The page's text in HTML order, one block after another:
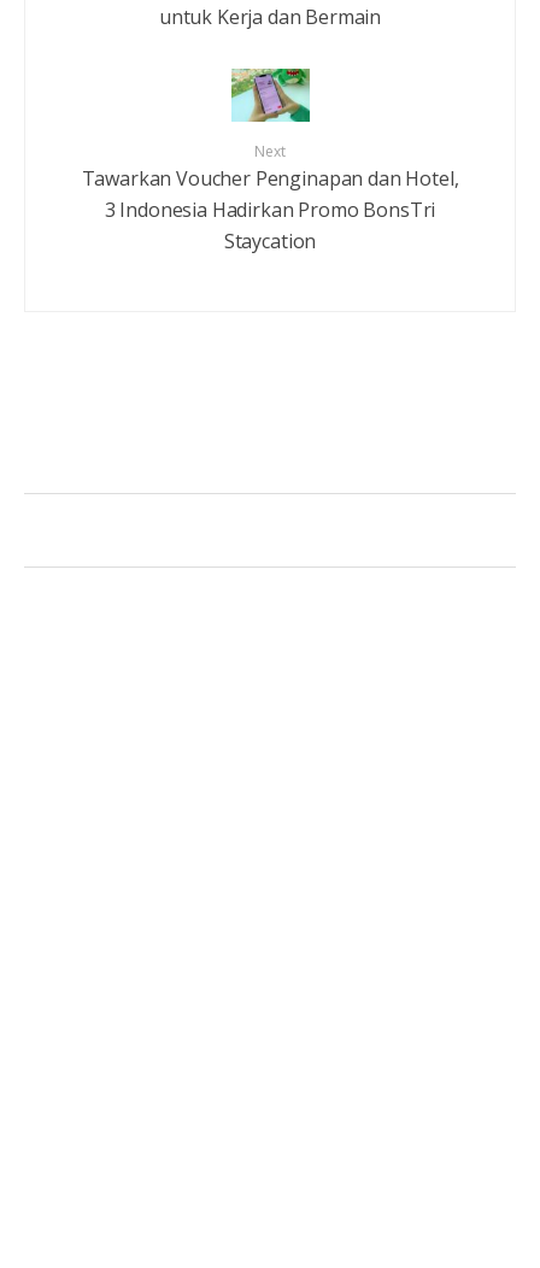
untuk Kerja dan Bermain
Next
Tawarkan Voucher Penginapan dan Hotel,
3 Indonesia Hadirkan Promo BonsTri
Staycation